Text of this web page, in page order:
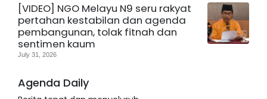
[VIDEO] NGO Melayu N9 seru rakyat
pertahan kestabilan dan agenda
pembangunan, tolak fitnah dan
sentimen kaum
July 31, 2026
Agenda Daily